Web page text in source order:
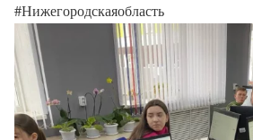
#Нижегородскаяобласть